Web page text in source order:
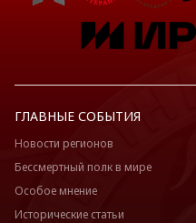
ГЛАВНЫЕ СОБЫТИЯ
Новости регионов
Бессмертный полк в мире
Особое мнение
Исторические статьи